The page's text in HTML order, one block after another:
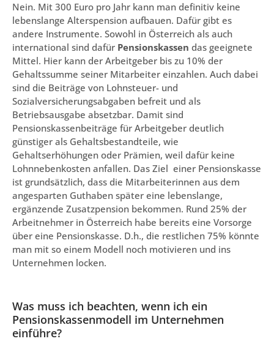
Nein. Mit 300 Euro pro Jahr kann man definitiv keine
lebenslange Alterspension aufbauen. Dafür gibt es
andere Instrumente. Sowohl in Österreich als auch
international sind dafür Pensionskassen das geeignete
Mittel. Hier kann der Arbeitgeber bis zu 10% der
Gehaltssumme seiner Mitarbeiter einzahlen. Auch dabei
sind die Beiträge von Lohnsteuer- und
Sozialversicherungsabgaben befreit und als
Betriebsausgabe absetzbar. Damit sind
Pensionskassenbeiträge für Arbeitgeber deutlich
günstiger als Gehaltsbestandteile, wie
Gehaltserhöhungen oder Prämien, weil dafür keine
Lohnnebenkosten anfallen. Das Ziel einer Pensionskasse
ist grundsätzlich, dass die Mitarbeiterinnen aus dem
angesparten Guthaben später eine lebenslange,
ergänzende Zusatzpension bekommen. Rund 25% der
Arbeitnehmer in Österreich habe bereits eine Vorsorge
über eine Pensionskasse. D.h., die restlichen 75% könnte
man mit so einem Modell noch motivieren und ins
Unternehmen locken.
Was muss ich beachten, wenn ich ein
Pensionskassenmodell im Unternehmen
einführe?